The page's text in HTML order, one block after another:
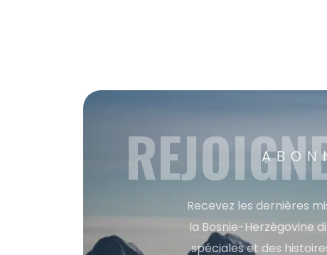
Recevez les dernières
la Bosnie-Herzégovine
spéciales et des